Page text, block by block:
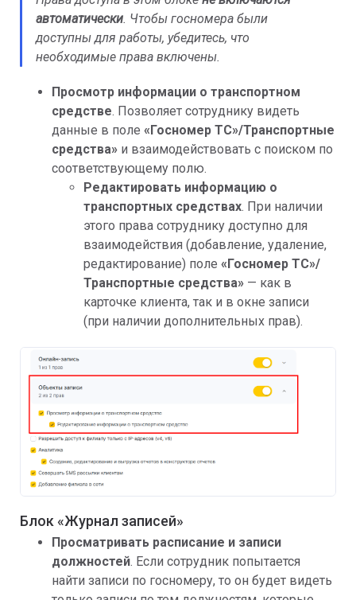
автоматически. Чтобы госномера были
доступны для работы, убедитесь, что
необходимые права включены.
Просмотр информации о транспортном
средстве. Позволяет сотруднику видеть
данные в поле «Госномер ТС»/Транспортные
средства» и взаимодействовать с поиском по
соответствующему полю.
Редактировать информацию о
транспортных средствах. При наличии
этого права сотруднику доступно для
взаимодействия (добавление, удаление,
редактирование) поле «Госномер ТС»/
Транспортные средства» — как в
карточке клиента, так и в окне записи
(при наличии дополнительных прав).
Блок «Журнал записей»
Просматривать расписание и записи
должностей. Если сотрудник попытается
найти записи по госномеру, то он будет видеть